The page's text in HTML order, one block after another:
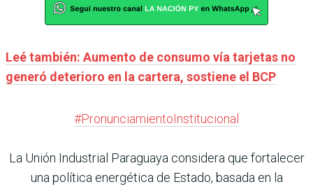
Leé también: Aumento de consumo vía tarjetas no
generó deterioro en la cartera, sostiene el BCP
#PronunciamientoInstitucional
La Unión Industrial Paraguaya considera que fortalecer
una política energética de Estado, basada en la